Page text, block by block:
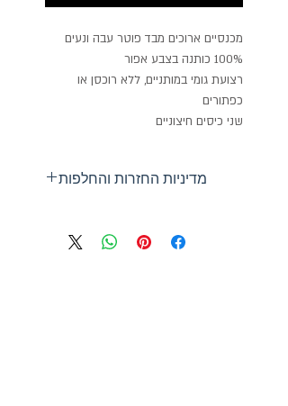
מכנסיים ארוכים מבד פוטר עבה ונעים
100% כותנה בצבע אפור
רצועת גומי במותניים, ללא רוכסן או
כפתורים
שני כיסים חיצוניים
מדיניות החזרות והחלפות
שלא נעשה בו שימוש בתוך 14 יום
ביטול הזמנה שנעשתה באתר -